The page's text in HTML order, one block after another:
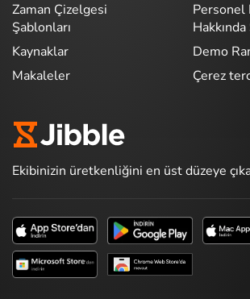
Zaman Çizelgesi
Şablonları
Kaynaklar
Makaleler
Personel
Hakkında
Demo
Çerez
Ekibinizin üretkenliğini en üst düzeye